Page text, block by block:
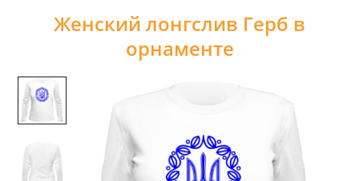
Женский лонгслив Герб в
орнаменте